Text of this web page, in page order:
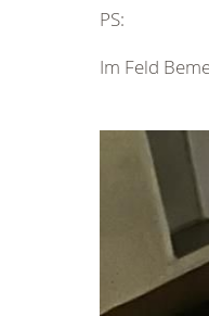
PS:
Im Feld